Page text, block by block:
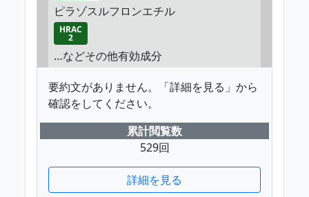
ピラゾスルフロンエチル
HRAC
2
…などその他有効成分
要約文がありません。「詳細を見る」から
確認をしてください。
累計閲覧数
529回
詳細を見る